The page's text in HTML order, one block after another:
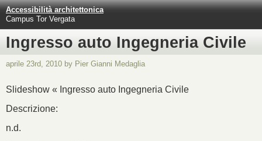
Accessibilità architettonica
Campus Tor Vergata
Ingresso auto Ingegneria Civile
aprile 23rd, 2010 by Pier Gianni Medaglia
Slideshow « Ingresso auto Ingegneria Civile
Descrizione:
n.d.